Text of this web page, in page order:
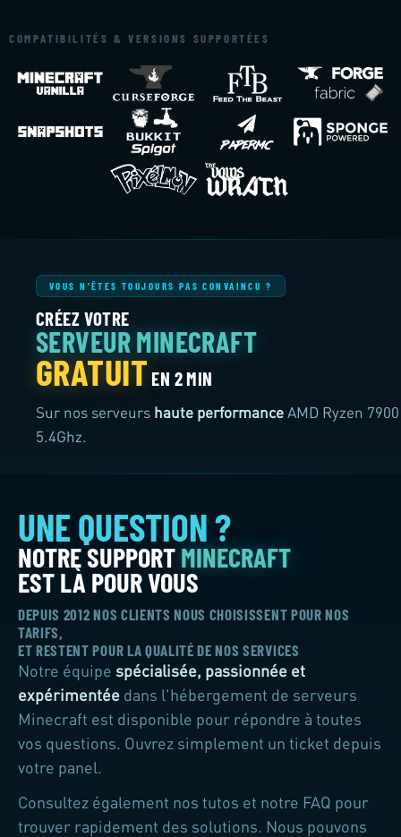
COMPATIBILITÉS & VERSIONS SUPPORTÉES
VOUS N'ÊTES TOUJOURS PAS CONVAINCU ?
Sur nos serveurs haute performanceAMD Ryzen 7900
5.4Ghz.
DEPUIS 2012 NOS CLIENTS NOUS CHOISISSENT POUR NOS
TARIFS,
ET RESTENT POUR LA QUALITÉ DE NOS SERVICES
Notre équipe spécialisée, passionnée et
expérimentée dans l'hébergement de serveurs
Minecraft est disponible pour répondre à toutes
vos questions. Ouvrez simplement un ticket depuis
votre panel.
Consultez également nos tutos et notre FAQ pour
trouver rapidement des solutions. Nous pouvons